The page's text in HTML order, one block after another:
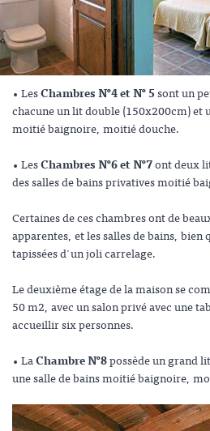
• LesChambres N°4 et N° 5sont un
chacune un lit double (150x200cm) et
moitié baignoire, moitié douche.
• LesChambres N°6 et N°7ont deux
des salles de bains privatives moitié
Certaines de ces chambres ont de
apparentes, et les salles de bains,
tapissées d'un joli carrelage.
Le deuxième étage de la maison se
50 m2, avec un salon privé avec une
accueillir six personnes.
• LaChambre N°8possède un grand
une salle de bains moitié baignoire,